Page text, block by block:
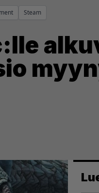
Steam